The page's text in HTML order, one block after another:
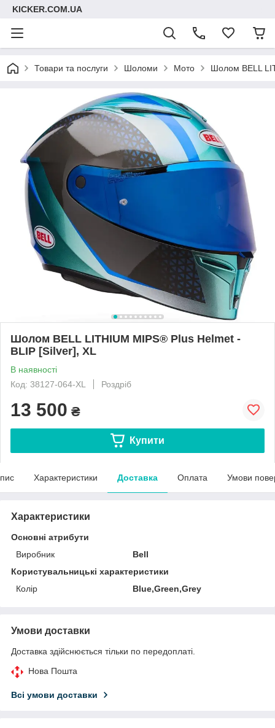
KICKER.COM.UA
Товари та послуги Шоломи Мото Шолом BELL
Шолом BELL LITHIUM MIPS® Plus Helmet -
BLIP [Silver], XL
В наявності
Код: 38127-064-XL
Роздріб
13 500 ₴
Купити
Характеристики Доставка Оплата Умови
Характеристики
Основні атрибути
Виробник
Bell
Користувальницькі характеристики
Колір
Blue,Green,Grey
Умови доставки
Доставка здійснюється тільки по передоплаті.
Нова Пошта
Всі умови доставки